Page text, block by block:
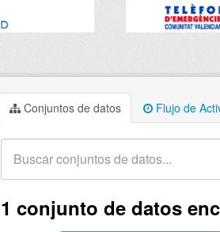
Conjuntos de datos Flujo de
1 conjunto de datos